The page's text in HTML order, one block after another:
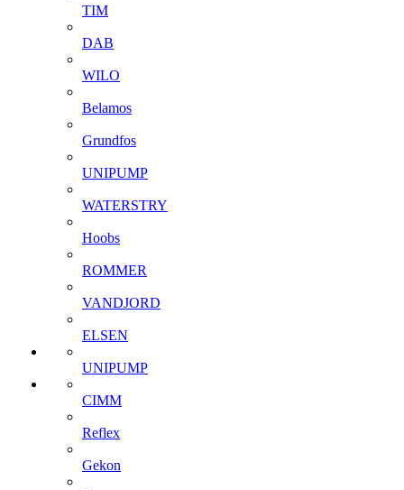
TIM
DAB
WILO
Belamos
Grundfos
UNIPUMP
WATERSTRY
Hoobs
ROMMER
VANDJORD
ELSEN
UNIPUMP
CIMM
Reflex
Gekon